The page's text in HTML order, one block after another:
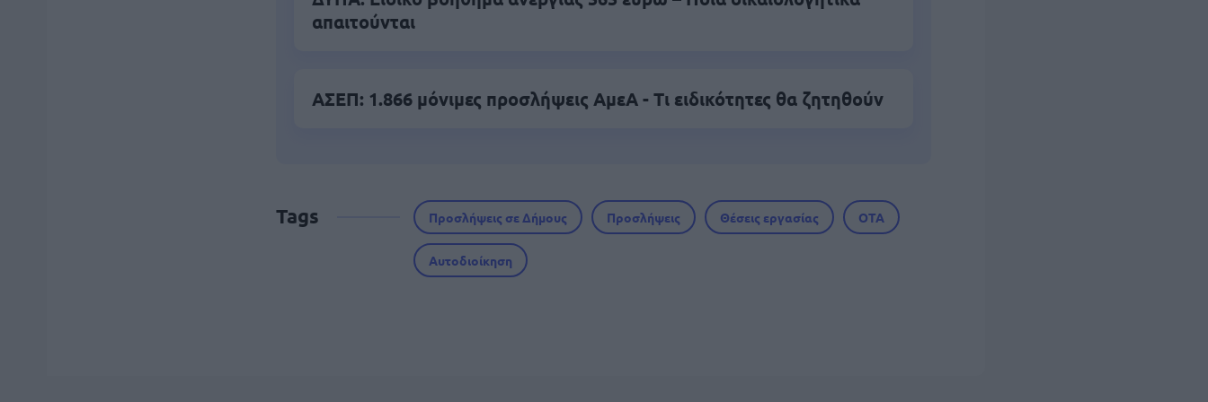
απαιτούνται
ΑΣΕΠ: 1.866 μόνιμες προσλήψεις ΑμεΑ - Τι ειδικότητες θα ζητηθούν
Tags Προσλήψεις σε Δήμους Προσλήψεις Θέσεις εργασίας ΟΤΑ
Αυτοδιοίκηση